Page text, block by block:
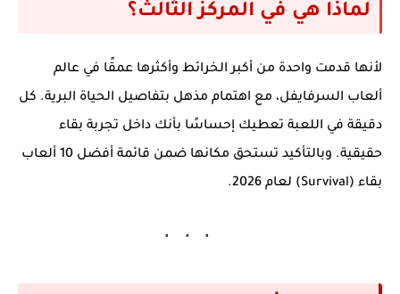
لماذا هي في المركز الثالث؟
لأنها قدمت واحدة من أكبر الخرائط وأكثرها عمقًا في عالم
ألعاب السرفايفل، مع اهتمام مذهل بتفاصيل الحياة البرية. كل
دقيقة في اللعبة تعطيك إحساسًا بأنك داخل تجربة بقاء
حقيقية. وبالتأكيد تستحق مكانها ضمن قائمة
أفضل 10 ألعاب
بقاء (Survival) لعام 2026
.